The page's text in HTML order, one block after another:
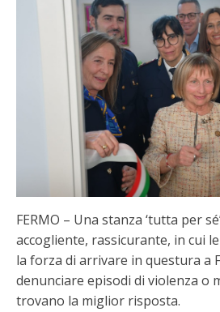
FERMO – Una stanza ‘tutta per
accogliente, rassicurante, in cui
la forza di arrivare in questura a
denunciare episodi di violenza o
trovano la miglior risposta.